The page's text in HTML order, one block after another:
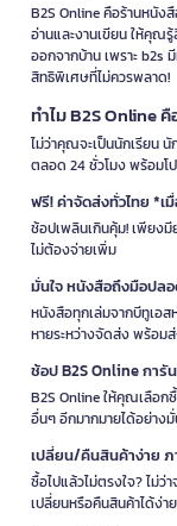
B2S Online คือร้านหนัง
อ่านและงานเขียน ให้คุณ
ออกจากบ้าน เพราะ
สิทธิพิเศษที่ไม่ควรพลาด!
ทำไม B2S Online
ไม่ว่าคุณจะเป็นนักเรียน
ตลอด 24 ชั่วโมง พร้อมโ
ฟรี! ค่าจัดส่งทั่วไทย *
ช้อปเพลินเกินคุ้ม! เพียง
ไม่ต้องจ่ายเพิ่ม
มั่นใจ หนังสือถึงมือปล
หนังสือทุกเล่มจากบีทูเอ
หายระหว่างจัดส่ง พร้อ
ช้อป B2S Online การั
B2S Online ให้คุณเลือก
อื่นๆ อีกมากมายได้อย่าง
เปลี่ยน/คืนสินค้าง่าย ภ
ซื้อไปแล้วไม่ตรงใจ? ไม่
เปลี่ยนหรือคืนสินค้าได้ง่า